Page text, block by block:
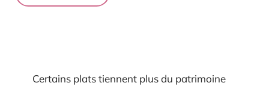
Certains plats tiennent plus du patrimoine